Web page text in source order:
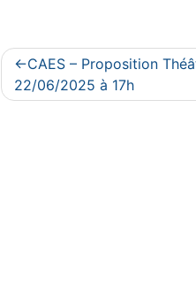
Navigation
de
CAES – Proposition
22/06/2025 à 17h